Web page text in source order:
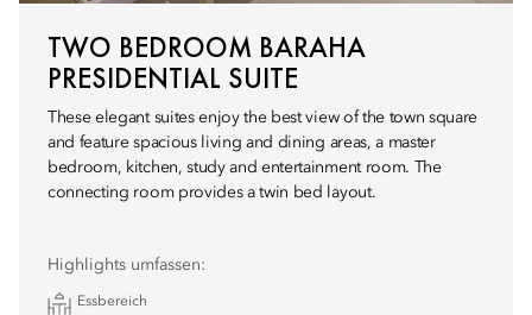
TWO BEDROOM BARAHA
PRESIDENTIAL SUITE
These elegant suites enjoy the best view of the town square
and feature spacious living and dining areas, a master
bedroom, kitchen, study and entertainment room. The
connecting room provides a twin bed layout.
Highlights umfassen:
Essbereich